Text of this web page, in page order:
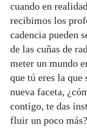
cuando en
recibimos los
cadencia pueden
de las cuñas de
meter un mundo
que tú eres la que
nueva faceta,
contigo, te das
fluir un poco más?